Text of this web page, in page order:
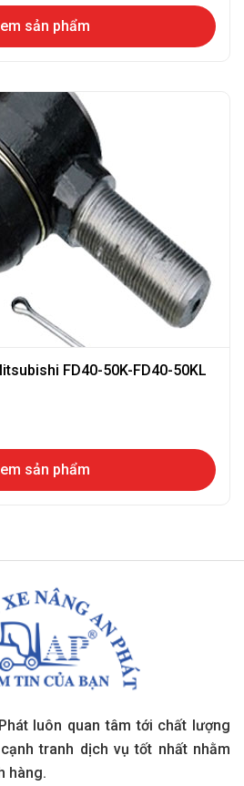
sản phẩm
FD40-50K-FD40-50KL
sản phẩm
luôn quan tâm tới chất lượng
tranh dịch vụ tốt nhất nhằm
hàng.